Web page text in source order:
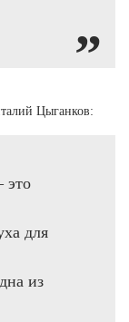
Цыганков:
это
для
из